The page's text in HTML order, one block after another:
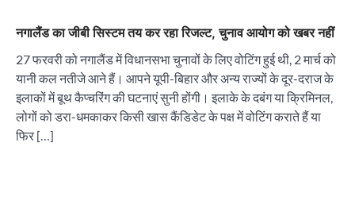
नगालैंड का जीबी सिस्टम तय कर रहा रिजल्ट, चुनाव आयोग को खबर नहीं
27 फरवरी को नगालैंड में विधानसभा चुनावों के लिए वोटिंग हुई थी, 2 मार्च को
यानी कल नतीजे आने हैं। आपने यूपी-बिहार और अन्य राज्यों के दूर-दराज के
इलाकों में बूथ कैप्चरिंग की घटनाएं सुनी होंगी। इलाके के दबंग या क्रिमिनल,
लोगों को डरा-धमकाकर किसी खास कैंडिडेट के पक्ष में वोटिंग कराते हैं या
फिर […]